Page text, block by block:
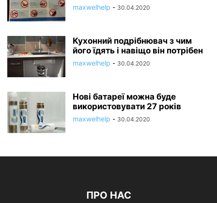
maxwelhelp - 30.04.2020
Кухонний подрібнювач з чим
його їдять і навіщо він потрібен
maxwelhelp - 30.04.2020
Нові батареї можна буде
використовувати 27 років
maxwelhelp - 30.04.2020
ПРО НАС